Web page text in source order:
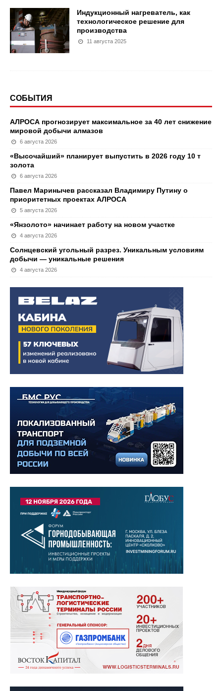
Индукционный нагреватель, как
технологическое решение для
производства
11 августа 2025
СОБЫТИЯ
АЛРОСА прогнозирует максимальное за 40 лет снижение
мировой добычи алмазов
6 августа 2026
«Высочайший» планирует выпустить в 2026 году 10 т
золота
6 августа 2026
Павел Маринычев рассказал Владимиру Путину о
приоритетных проектах АЛРОСА
5 августа 2026
«Янзолото» начинает работу на новом участке
4 августа 2026
Солнцевский угольный разрез. Уникальным условиям
добычи — уникальные решения
4 августа 2026